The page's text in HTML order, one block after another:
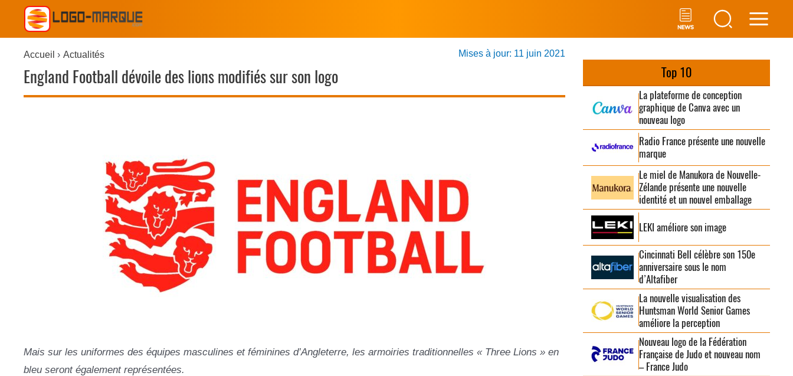
Accueil Actualités
England Football dévoile des lions modifiés sur son logo
Mises à jour: 11 juin 2021
Mais sur les uniformes des équipes masculines et féminines d’Angleterre, les armoiries traditionnelles « Three Lions » en
bleu seront également représentées.
Top 10
La plateforme de conception
graphique de Canva avec un
nouveau logo
Radio France présente une nouvelle
marque
Le miel de Manukora de Nouvelle-
Zélande présente une nouvelle
identité et un nouvel emballage
LEKI améliore son image
Cincinnati Bell célèbre son 150e
anniversaire sous le nom
d’Altafiber
La nouvelle visualisation des
Huntsman World Senior Games
améliore la perception
Nouveau logo de la Fédération
Française de Judo et nouveau nom
– France Judo